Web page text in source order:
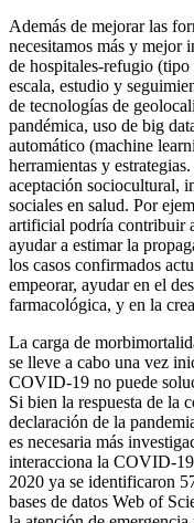
Además de mejorar las
necesitamos más y mejor
de hospitales-refugio (tipo
escala, estudio y
de tecnologías de
pandémica, uso de big
automático (machine
herramientas y
aceptación sociocultural,
sociales en salud. Por
artificial podría contribuir
ayudar a estimar la
los casos confirmados
empeorar, ayudar en el
farmacológica, y en la
La carga de
se lleve a cabo una vez
COVID-19 no puede
Si bien la respuesta de la
declaración de la
es necesaria más
interacciona la COVID-
2020 ya se identificaron
bases de datos Web of